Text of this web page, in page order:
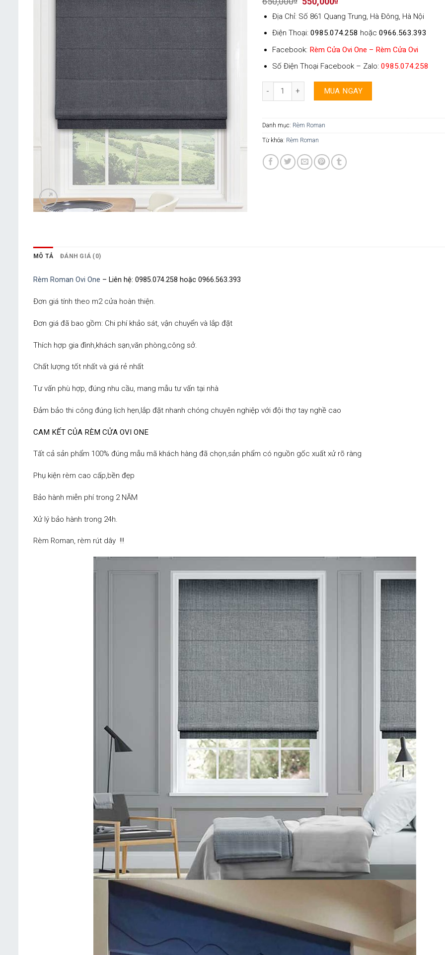
price
was:
650,000₫.
is:
550,000₫.
Địa Chỉ: Số 861 Quang Trung, Hà Đông, Hà Nội
Điện Thoại: 0985.074.258 hoặc 0966.563.393
Facebook: Rèm Cửa Ovi One – Rèm Cửa Ovi
Số Điện Thoại Facebook – Zalo: 0985.074.258
Rèm Roman Ovi One - 05 số lượng
MUA NGAY
Danh mục: Rèm Roman
Từ khóa: Rèm Roman
MÔ TẢ ĐÁNH GIÁ (0)
Rèm Roman Ovi One – Liên hệ: 0985.074.258 hoặc 0966.563.393
Đơn giá tính theo m2 cửa hoàn thiện.
Đơn giá đã bao gồm: Chi phí khảo sát, vận chuyển và lắp đặt
Thích hợp gia đình,khách sạn,văn phòng,công sở.
Chất lượng tốt nhất và giá rẻ nhất
Tư vấn phù hợp, đúng nhu cầu, mang mẫu tư vấn tại nhà
Đảm bảo thi công đúng lịch hẹn,lắp đặt nhanh chóng chuyên nghiệp với đội thợ tay nghề cao
CAM KẾT CỦA RÈM CỬA OVI ONE
Tất cả sản phẩm 100% đúng mẫu mã khách hàng đã chọn,sản phẩm có nguồn gốc xuất xử rõ ràng
Phụ kiện rèm cao cấp,bền đẹp
Bảo hành miễn phí trong 2 NĂM
Xử lý bảo hành trong 24h.
Rèm Roman, rèm rút dây !!!